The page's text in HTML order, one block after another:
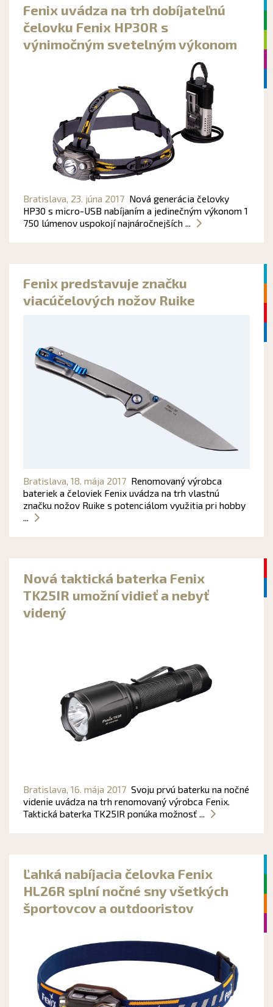
Fenix uvádza na trh dobíjateľnú
čelovku Fenix HP30R s
výnimočným svetelným výkonom
Bratislava, 23. júna 2017 Nová generácia čelovky
HP30 s micro-USB nabíjaním a jedinečným výkonom 1
750 lúmenov uspokojí najnáročnejších ...
Fenix predstavuje značku
viacúčelových nožov Ruike
Bratislava, 18. mája 2017 Renomovaný výrobca
bateriek a čeloviek Fenix uvádza na trh vlastnú
značku nožov Ruike s potenciálom využitia pri hobby
Nová taktická baterka Fenix
TK25IR umožní vidieť a nebyť
videný
Bratislava, 16. mája 2017 Svoju prvú baterku na nočné
videnie uvádza na trh renomovaný výrobca Fenix.
Taktická baterka TK25IR ponúka možnosť ...
Ľahká nabíjacia čelovka Fenix ​​
HL26R splní nočné sny všetkých
športovcov a outdooristov